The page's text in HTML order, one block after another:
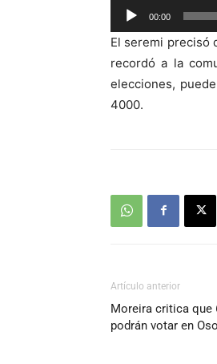
Reproductor
de
audio
00:00
El seremi precisó
recordó a la
elecciones,
4000.
Artículo anterior
Moreira critica que
podrán votar en